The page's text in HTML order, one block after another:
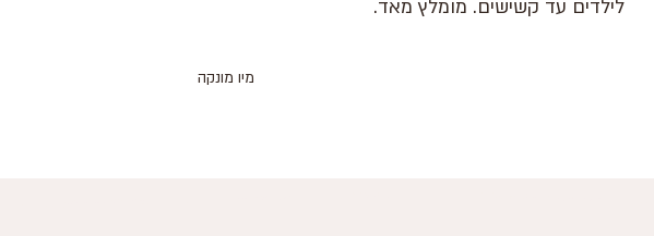
לילדים עד קשישים. מומלץ מאד.
מיו מונקה